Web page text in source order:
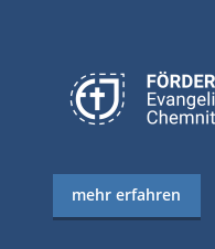
mehr erfahren